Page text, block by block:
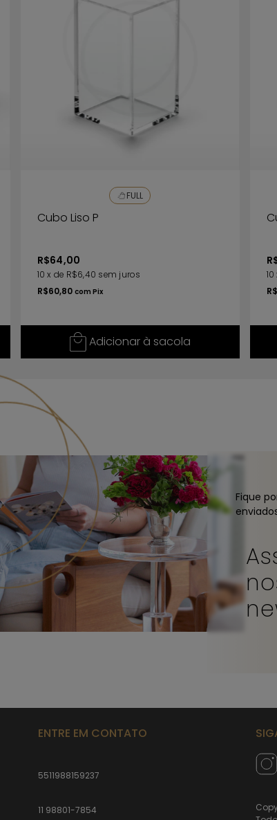
à base de
de
de lavagem
apenas uma
neutro,
com um pano
Se precisar lavar a peça,
uma bucha macia com
Enxágue com água e
FULL
Cubo Liso P
R$64,00
10 x de R$6,40 sem juros
R$60,80 com Pix
Adicionar à sacola
10
Fique
ENTRE EM CONTATO
5511988159237
11 98801-7854